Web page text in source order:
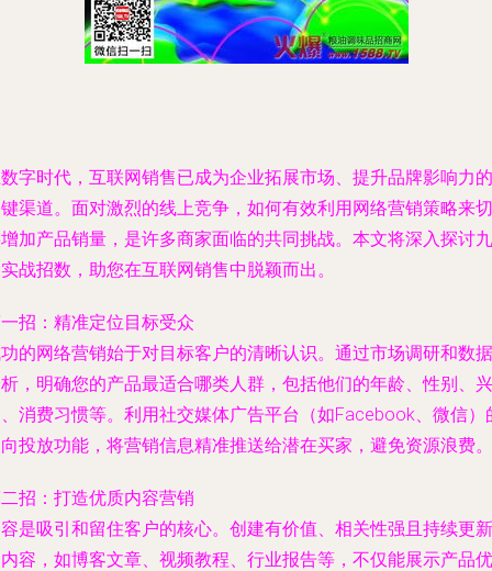
字时代，互联网销售已成为企业拓展市场、提升品牌影响力的
渠道。面对激烈的线上竞争，如何有效利用网络营销策略来切
加产品销量，是许多商家面临的共同挑战。本文将深入探讨九
战招数，助您在互联网销售中脱颖而出。
招：精准定位目标受众
的网络营销始于对目标客户的清晰认识。通过市场调研和数据
，明确您的产品最适合哪类人群，包括他们的年龄、性别、兴
消费习惯等。利用社交媒体广告平台（如Facebook、微信）
投放功能，将营销信息精准推送给潜在买家，避免资源浪费。
招：打造优质内容营销
是吸引和留住客户的核心。创建有价值、相关性强且持续更新
容，如博客文章、视频教程、行业报告等，不仅能展示产品优